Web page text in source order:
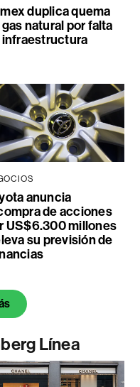
duplica quema
natural por falta
infraestructura
anuncia
de acciones
US$6.300 millones
su previsión de
Línea